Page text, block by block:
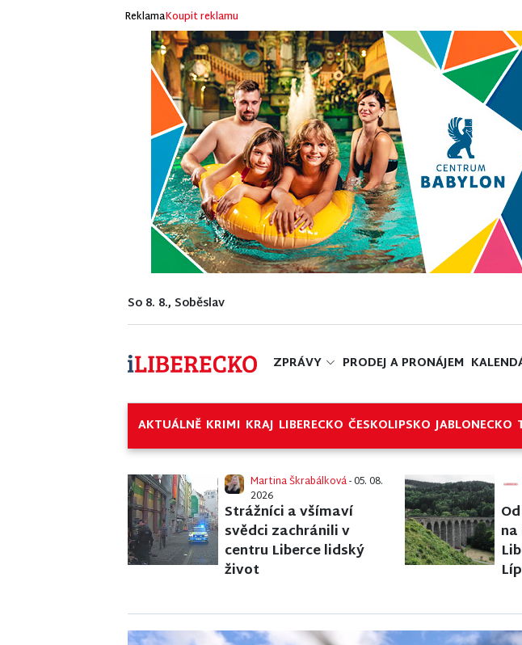
ReklamaKoupit reklamu
So 8. 8., Soběslav
ZPRÁVY PRODEJ A PRONÁJEM
AKTUÁLNĚ KRIMI KRAJ LIBERECKO ČESKOLIPSKO JABLONECKO
Martina Škrabálková- 05. 08.
2026
Strážníci a všímaví
svědci zachránili v
centru Liberce lidský
život